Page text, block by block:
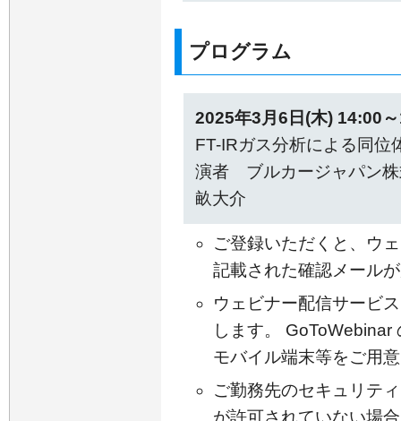
プログラム
2025年3月6日(木) 14:00
FT-IRガス分析による同位
演者 ブルカージャパン
畝大介
ご登録いただくと、ウ
記載された確認メール
ウェビナー配信サービ
します。
モバイル端末等をご用
ご勤務先のセキュリテ
が許可されていない場